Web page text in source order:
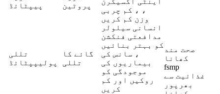
صحت مند
کھانا
fsmp
غذائیت سے
بھرپور
پیپٹائڈ
پروٹین
، کم چربی ،
وزن کم کریں
تللی
پولیپپٹائڈ
گائے کا
تللی
انسانی سیلولر
مدافعتی فنکشن
کو بہتر بنائیں
، سانس کی
بیماریوں کی
موجودگی کو
روکیں اور کم
کریں